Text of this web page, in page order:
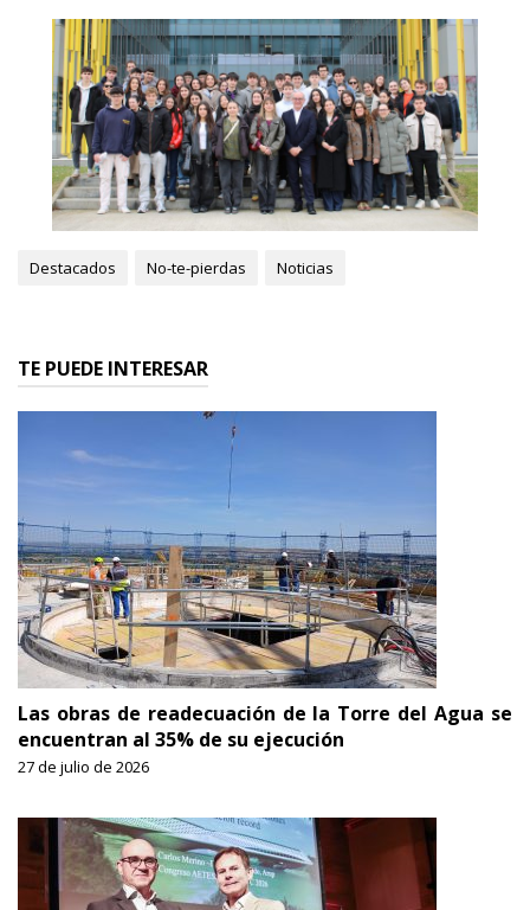
Destacados No-te-pierdas Noticias
TE PUEDE INTERESAR
Las obras de readecuación de la Torre del Agua se
encuentran al 35% de su ejecución
27 de julio de 2026